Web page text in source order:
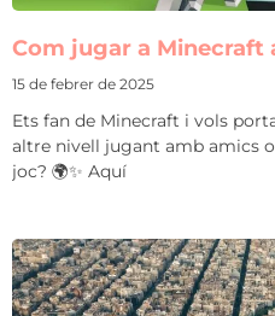
Com jugar a
15 de febrer de 2025
Ets fan de Minecraft i vols
altre nivell jugant amb amics
joc? 🌍✨ Aquí